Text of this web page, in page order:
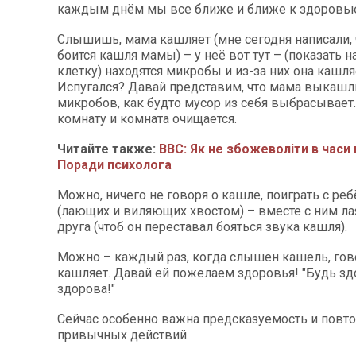
каждым днём мы все ближе и ближе к
Слышишь, мама кашляет (мне сегодня написали,
боится кашля мамы) – у неё вот тут – (показать
клетку) находятся микробы и из-за них она
Испугался? Давай представим, что мама
микробов, как будто мусор из себя
комнату и комната очищается.
Читайте также: ВВС: Як не збожеволіти в часи
Поради психолога
Можно, ничего не говоря о кашле, поиграть с
(лающих и виляющих хвостом) – вместе с ним
друга (чтоб он переставал бояться звука кашля).
Можно – каждый раз, когда слышен кашель,
кашляет. Давай ей пожелаем здоровья! "Будь
здорова!"
Сейчас особенно важна предсказуемость и
привычных действий.